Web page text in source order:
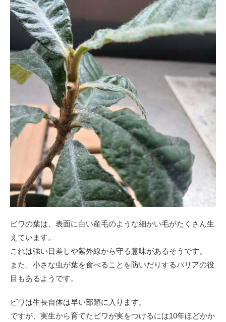
ビワの葉は、表面に白い産毛のような細かい毛がたくさん生
えています。
これは強い日差しや紫外線から守る意味があるそうです。
また、小さな虫が葉を食べることを防いだりするバリアの役
目もあるようです。
ビワは生長自体は早い部類に入ります。
ですが、実生から育てたビワが実をつけるには10年ほどかか